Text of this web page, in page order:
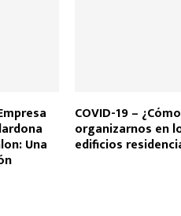
Una
COVID-19 – ¿Cómo
organizarnos en
edificios